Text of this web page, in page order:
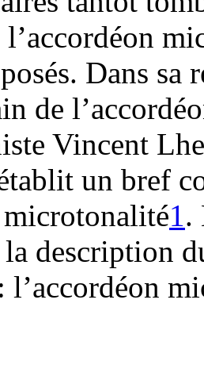
Dans sa
de
Vincent
un bref
microtonalité1.
description
l’accordéon